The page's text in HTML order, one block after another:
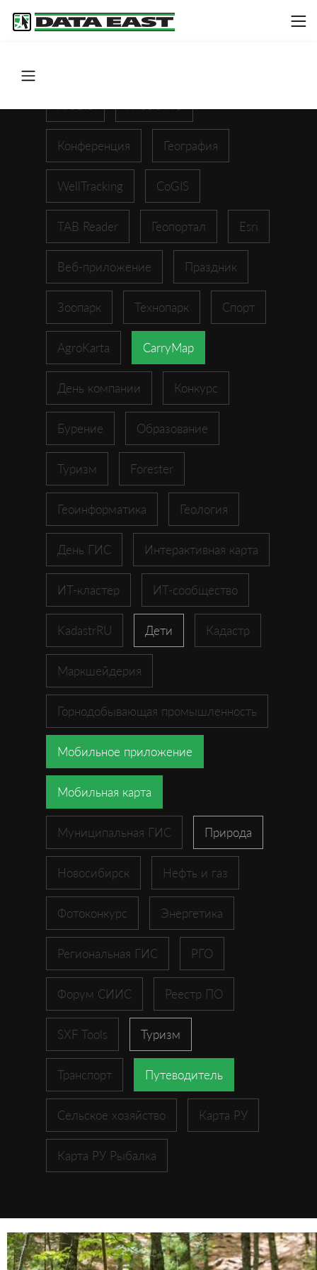
Конференция География
WellTracking CoGIS
TAB Reader Геопортал Esri
Веб-приложение Праздник
Зоопарк Технопарк Спорт
AgroKarta CarryMap
День компании Конкурс
Бурение Образование
Туризм Forester
Геоинформатика Геология
День ГИС Интерактивная карта
ИТ-кластер ИТ-сообщество
KadastrRU Дети Кадастр
Маркшейдерия
Горнодобывающая промышленность
Мобильное приложение
Мобильная карта
Муниципальная ГИС Природа
Новосибирск Нефть и газ
Фотоконкурс Энергетика
Региональная ГИС РГО
Форум СИИС Реестр ПО
SXF Tools Туризм
Транспорт Путеводитель
Сельское хозяйство Карта РУ
Карта РУ Рыбалка